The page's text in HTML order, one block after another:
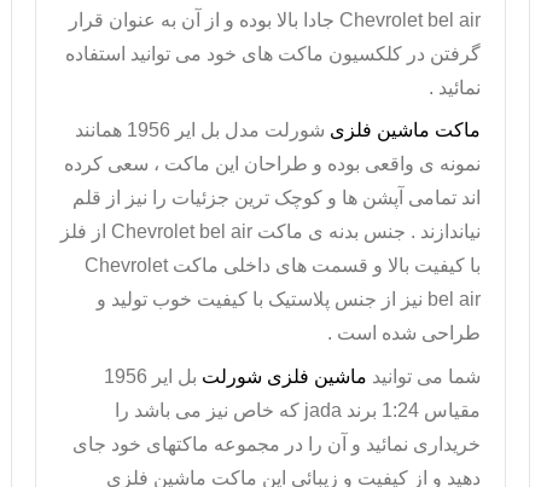
Chevrolet bel air جادا بالا بوده و از آن به عنوان قرار
گرفتن در کلکسیون ماکت های خود می توانید استفاده
نمائید .
ماکت ماشین فلزی
شورلت مدل بل ایر 1956 همانند
نمونه ی واقعی بوده و طراحان این ماکت ، سعی کرده
اند تمامی آپشن ها و کوچک ترین جزئیات را نیز از قلم
نیاندازند . جنس بدنه ی ماکت Chevrolet bel air از فلز
با کیفیت بالا و قسمت های داخلی ماکتChevrolet
bel air نیز از جنس پلاستیک با کیفیت خوب تولید و
طراحی شده است .
شما می توانید ماشین فلزی شورلت
بل ایر 1956
مقیاس 1:24 برند
jada که خاص نیز می باشد را
خریداری نمائید و آن را در مجموعه ماکتهای خود جای
دهید و از کیفیت و زیبائی این ماکت ماشین فلزی